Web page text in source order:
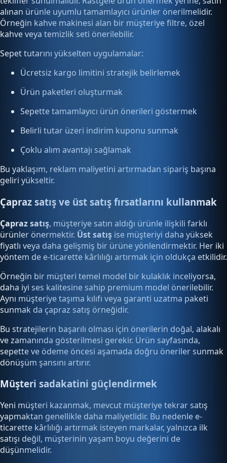
alınan ürünle uyumlu tamamlayıcı ürünler önerilmelidir.
Örneğin kahve makinesi alan bir müşteriye filtre, özel
kahve veya temizlik seti önerilebilir.
Sepet tutarını yükselten uygulamalar:
Ücretsiz kargo limitini stratejik belirlemek
Ürün paketleri oluşturmak
Sepette tamamlayıcı ürün önerileri göstermek
Belirli tutar üzeri indirim kuponu sunmak
Çoklu alım avantajı sağlamak
Bu yaklaşım, reklam maliyetini artırmadan sipariş başına
geliri yükseltir.
Çapraz satış ve üst satış fırsatlarını kullanmak
Çapraz satış, müşteriye satın aldığı ürünle ilişkili farklı
ürünler önermektir. Üst satış ise müşteriyi daha yüksek
fiyatlı veya daha gelişmiş bir ürüne yönlendirmektir. Her iki
yöntem de e-ticarette kârlılığı artırmak için oldukça etkilidir.
Örneğin bir müşteri temel model bir kulaklık inceliyorsa,
daha iyi ses kalitesine sahip premium model önerilebilir.
Aynı müşteriye taşıma kılıfı veya garanti uzatma paketi
sunmak da çapraz satış örneğidir.
Bu stratejilerin başarılı olması için önerilerin doğal, alakalı
ve zamanında gösterilmesi gerekir. Ürün sayfasında,
sepette ve ödeme öncesi aşamada doğru öneriler sunmak
dönüşüm şansını artırır.
Müşteri sadakatini güçlendirmek
Yeni müşteri kazanmak, mevcut müşteriye tekrar satış
yapmaktan genellikle daha maliyetlidir. Bu nedenle e-
ticarette kârlılığı artırmak isteyen markalar, yalnızca ilk
satışı değil, müşterinin yaşam boyu değerini de
düşünmelidir.